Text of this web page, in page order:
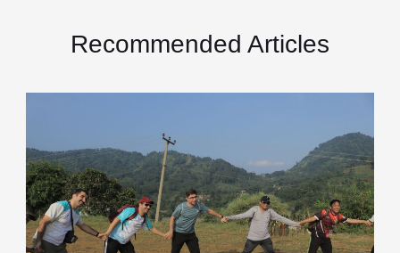
Recommended Articles